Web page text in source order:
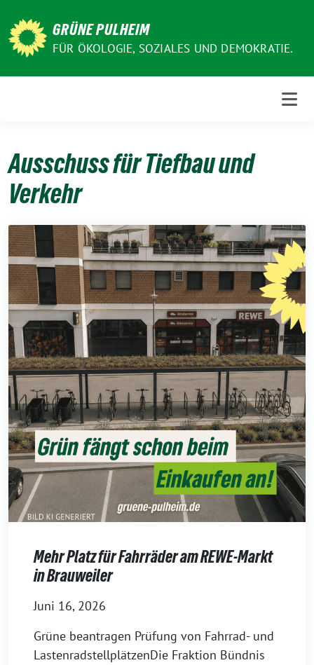
zum
Inhalt
GRÜNE PULHEIM
FÜR ÖKOLOGIE, SOZIALES UND DEMOKRATIE.
Ausschuss für Tiefbau und
Verkehr
Mehr Platz für Fahrräder am REWE-Markt
in Brauweiler
Juni 16, 2026
Grüne beantragen Prüfung von Fahrrad- und
LastenradstellplätzenDie Fraktion Bündnis